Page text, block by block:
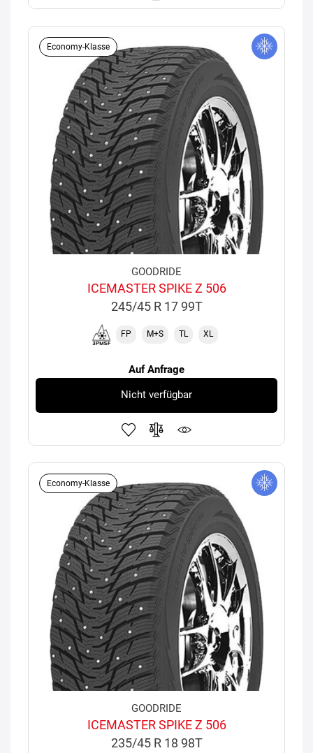
Economy-Klasse
GOODRIDE
ICEMASTER SPIKE Z 506
245/45 R 17 99T
FP M+S TL XL
Auf Anfrage
Nicht verfügbar
Economy-Klasse
GOODRIDE
ICEMASTER SPIKE Z 506
235/45 R 18 98T